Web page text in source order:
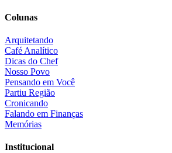
Colunas
Arquitetando
Café Analítico
Dicas do Chef
Nosso Povo
Pensando em Você
Partiu Região
Cronicando
Falando em Finanças
Memórias
Institucional